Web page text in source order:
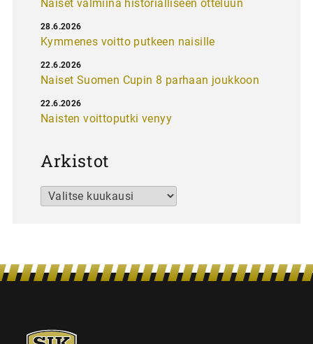
Naiset valmiina historialliseen otteluun
Kymmenes voitto putkeen naisille
28.6.2026
Naiset Suomen Cupin 8 parhaan joukkoon
22.6.2026
Naisten voittoputki venyy
22.6.2026
Arkistot
Arkistot
SJK-